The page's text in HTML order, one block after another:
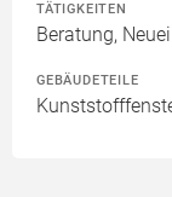
TÄTIGKEITEN
Beratung,
GEBÄUDETEILE